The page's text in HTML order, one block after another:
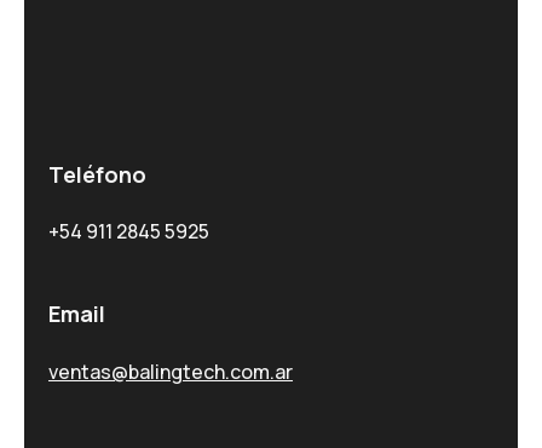
Teléfono
+54 911 2845 5925
Email
ventas@balingtech.com.ar